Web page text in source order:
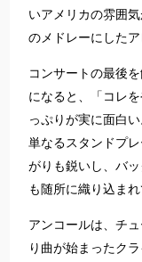
いアメリカの雰囲
のメドレーにした
コンサートの最後
になると、「コレ
っぷりが実に面白
単なるスタンドプ
がりも鋭いし、バ
も随所に織り込まれ
アンコールは、チ
り曲が始まったク